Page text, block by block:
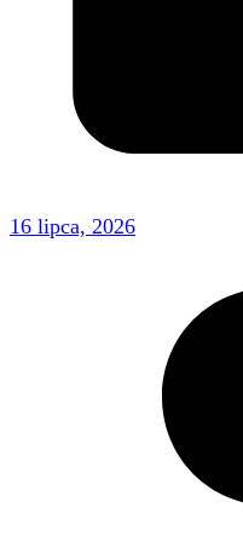
16 lipca, 2026